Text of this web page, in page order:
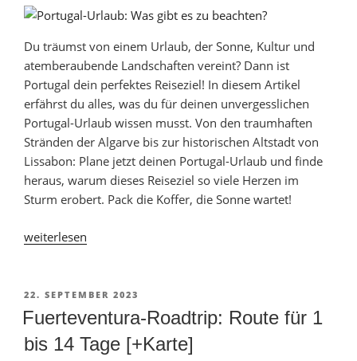
Du träumst von einem Urlaub, der Sonne, Kultur und
atemberaubende Landschaften vereint? Dann ist
Portugal dein perfektes Reiseziel! In diesem Artikel
erfährst du alles, was du für deinen unvergesslichen
Portugal-Urlaub wissen musst. Von den traumhaften
Stränden der Algarve bis zur historischen Altstadt von
Lissabon: Plane jetzt deinen Portugal-Urlaub und finde
heraus, warum dieses Reiseziel so viele Herzen im
Sturm erobert. Pack die Koffer, die Sonne wartet!
„Portugal-
Was
gibt
zu
weiterlesen
VERÖFFENTLICHT
AM
22. SEPTEMBER 2023
Fuerteventura-Roadtrip: Route für 1
bis 14 Tage [+Karte]